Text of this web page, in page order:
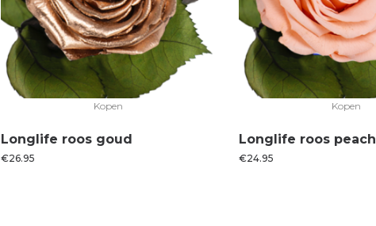
Kopen
Longlife roos goud
€26.95
Kopen
Longlife roos peach
€24.95